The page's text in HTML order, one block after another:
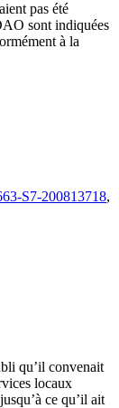
pas été
sont indiquées
à la
S7-200813718,
qu’il convenait
locaux
ce qu’il ait